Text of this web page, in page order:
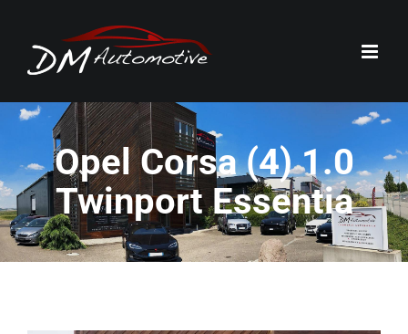
contenu
Opel Corsa (4) 1.0
Twinport Essentia